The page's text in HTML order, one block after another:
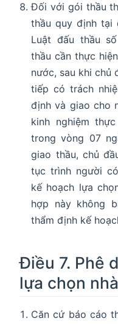
Đối với gói thầu
thầu quy định tại
Luật đấu thầu
thầu cần thực
nước, sau khi chủ
tiếp có trách
định và giao cho
kinh nghiệm
trong vòng 07
giao thầu, chủ
tục trình người
kế hoạch lựa
hợp này không
thẩm định kế
Điều 7. Phê
lựa chọn
Căn cứ báo cáo